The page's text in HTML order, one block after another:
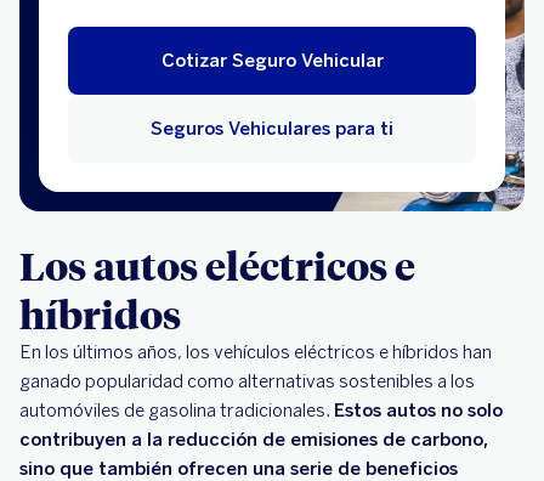
Cotizar Seguro Vehicular
Seguros Vehiculares para ti
Los autos eléctricos e
híbridos
En los últimos años, los vehículos eléctricos e híbridos han
ganado popularidad como alternativas sostenibles a los
automóviles de gasolina tradicionales. Estos autos no solo
contribuyen a la reducción de emisiones de carbono,
sino que también ofrecen una serie de beneficios